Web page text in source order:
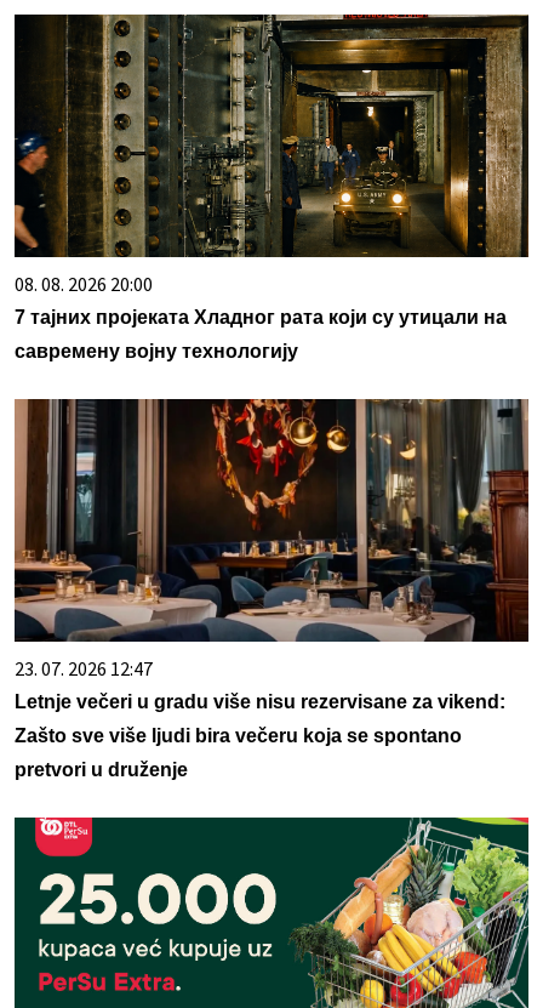
08. 08. 2026 20:00
7 тајних пројеката Хладног рата који су утицали на
савремену војну технологију
23. 07. 2026 12:47
Letnje večeri u gradu više nisu rezervisane za vikend:
Zašto sve više ljudi bira večeru koja se spontano
pretvori u druženje